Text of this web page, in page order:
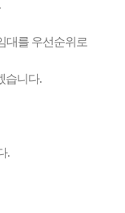
대를 우선순위로
습니다.
.